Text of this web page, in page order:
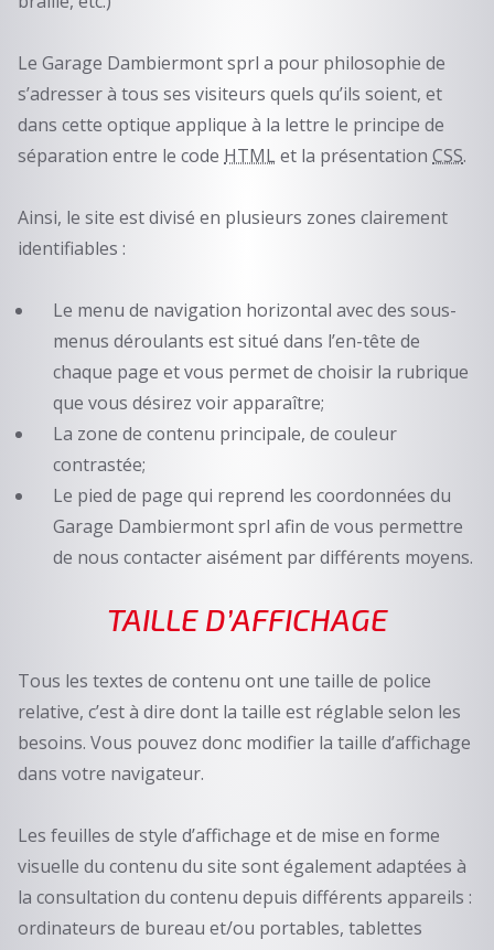
Le Garage Dambiermont sprl a pour philosophie de
s’adresser à tous ses visiteurs quels qu’ils soient, et
dans cette optique applique à la lettre le principe de
séparation entre le code HTMLet la présentation CSS.
Ainsi, le site est divisé en plusieurs zones clairement
identifiables :
Le menu de navigation horizontal avec des sous-
menus déroulants est situé dans l’en-tête de
chaque page et vous permet de choisir la rubrique
que vous désirez voir apparaître;
La zone de contenu principale, de couleur
contrastée;
Le pied de page qui reprend les coordonnées du
Garage Dambiermont sprl afin de vous permettre
de nous contacter aisément par différents moyens.
TAILLE D’AFFICHAGE
Tous les textes de contenu ont une taille de police
relative, c’est à dire dont la taille est réglable selon les
besoins. Vous pouvez donc modifier la taille d’affichage
dans votre navigateur.
Les feuilles de style d’affichage et de mise en forme
visuelle du contenu du site sont également adaptées à
la consultation du contenu depuis différents appareils :
ordinateurs de bureau et/ou portables, tablettes